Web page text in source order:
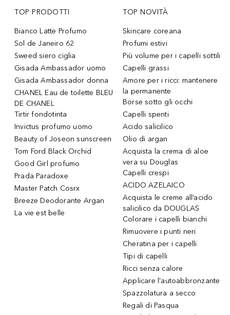
TOP PRODOTTI
Bianco Latte Profumo
Sol de Janeiro 62
Sweed siero ciglia
Gisada Ambassador uomo
Gisada Ambassador donna
CHANEL Eau de toilette BLEU
DE CHANEL
Tirtir fondotinta
Invictus profumo uomo
Beauty of Joseon sunscreen
Tom Ford Black Orchid
Good Girl profumo
Prada Paradoxe
Master Patch Cosrx
Breeze Deodorante Argan
La vie est belle
TOP NOVITÀ
Skincare coreana
Profumi estivi
Più volume per i capelli sottili
Capelli grassi
Amore per i ricci: mantenere
la permanente
Borse sotto gli occhi
Capelli spenti
Acido salicilico
Olio di argan
Acquista la crema di aloe
vera su Douglas
Capelli crespi
ACIDO AZELAICO
Acquista le creme all’acido
salicilico da DOUGLAS
Colorare i capelli bianchi
Rimuovere i punti neri
Cheratina per i capelli
Tipi di capelli
Ricci senza calore
Applicare l'autoabbronzante
Spazzolatura a secco
Regali di Pasqua